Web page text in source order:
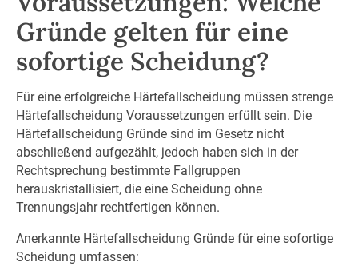
Gründe gelten für eine
sofortige Scheidung?
Für eine erfolgreiche Härtefallscheidung müssen strenge
Härtefallscheidung Voraussetzungen erfüllt sein. Die
Härtefallscheidung Gründe sind im Gesetz nicht
abschließend aufgezählt, jedoch haben sich in der
Rechtsprechung bestimmte Fallgruppen
herauskristallisiert, die eine Scheidung ohne
Trennungsjahr rechtfertigen können.
Anerkannte Härtefallscheidung Gründe für eine sofortige
Scheidung umfassen: